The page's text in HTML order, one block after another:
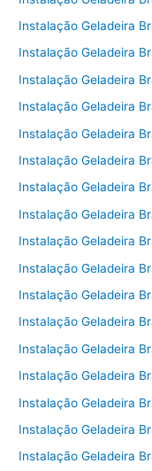
Instalação Geladeira
Instalação Geladeira
Instalação Geladeira
Instalação Geladeira
Instalação Geladeira
Instalação Geladeira
Instalação Geladeira
Instalação Geladeira
Instalação Geladeira
Instalação Geladeira
Instalação Geladeira
Instalação Geladeira
Instalação Geladeira
Instalação Geladeira
Instalação Geladeira
Instalação Geladeira
Instalação Geladeira